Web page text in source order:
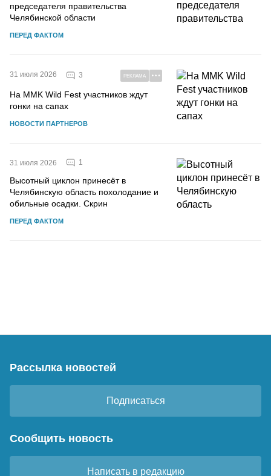
председателя правительства
Челябинской области
ПЕРЕД ФАКТОМ
31 июля 2026 3 РЕКЛАМА
На MMK Wild Fest участников ждут
гонки на сапах
НОВОСТИ ПАРТНЕРОВ
31 июля 2026 1
Высотный циклон принесёт в
Челябинскую область похолодание и
обильные осадки. Скрин
ПЕРЕД ФАКТОМ
Рассылка новостей
Подписаться
Сообщить новость
Написать в редакцию